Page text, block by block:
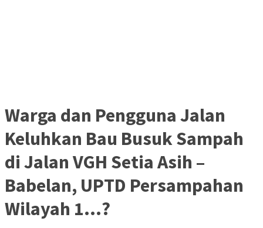
Warga dan Pengguna Jalan
Keluhkan Bau Busuk Sampah
di Jalan VGH Setia Asih –
Babelan, UPTD Persampahan
Wilayah 1…?